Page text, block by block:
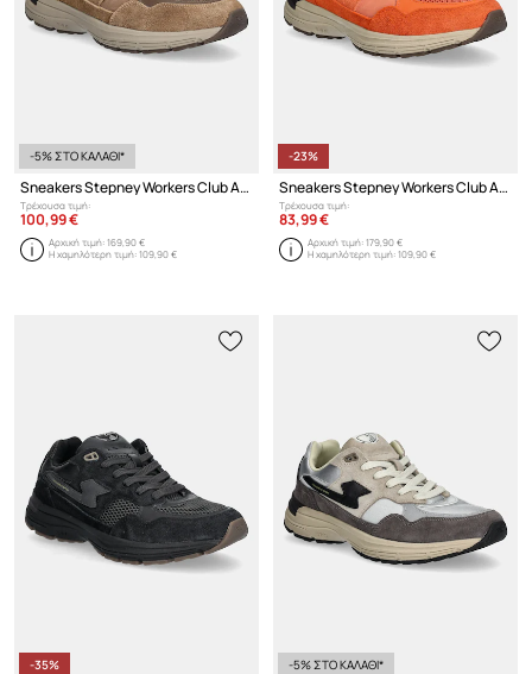
-5% ΣΤΟ ΚΑΛΑΘΙ*
Sneakers Stepney Workers Club Amiel S-Strike Geo-Merged
Τρέχουσα τιμή:
100,99 €
Αρχική τιμή:169,90 €
Η χαμηλότερη τιμή:109,90 €
-23%
Sneakers Stepney Workers Club Amiel S-Strike
Τρέχουσα τιμή:
83,99 €
Αρχική τιμή:179,90 €
Η χαμηλότερη τιμή:109,90 €
-35% -5% ΣΤΟ ΚΑΛΑΘΙ*